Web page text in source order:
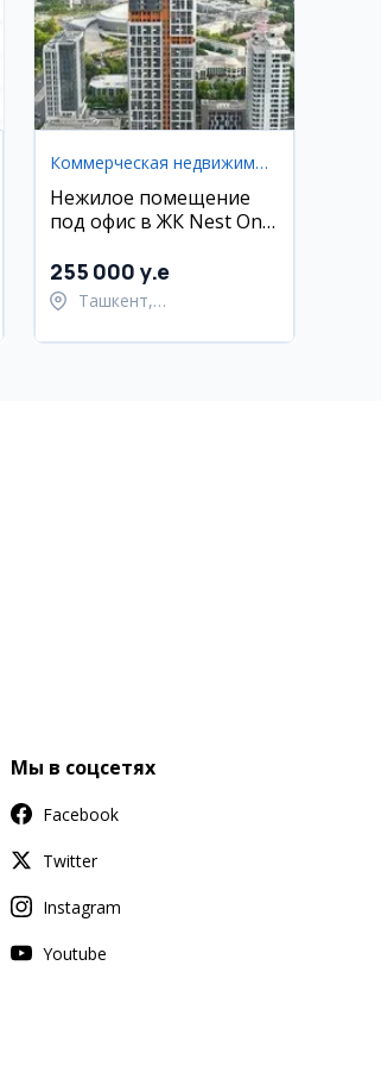
Коммерческая недвижимость
Нежилое помещение
под офис в ЖК Nest One
56 кв.м
255 000 y.e
Ташкент,
Мы в соцсетях
Facebook
Twitter
Instagram
Youtube